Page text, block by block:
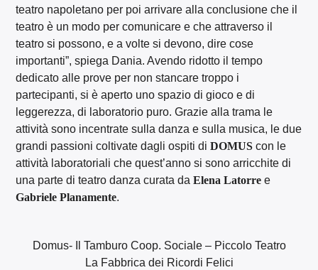
teatro napoletano per poi arrivare alla conclusione che il
teatro è un modo per comunicare e che attraverso il
teatro si possono, e a volte si devono, dire cose
importanti”, spiega Dania. Avendo ridotto il tempo
dedicato alle prove per non stancare troppo i
partecipanti, si è aperto uno spazio di gioco e di
leggerezza, di laboratorio puro. Grazie alla trama le
attività sono incentrate sulla danza e sulla musica, le due
grandi passioni coltivate dagli ospiti diDOMUS con le
attività laboratoriali che quest’anno si sono arricchite di
una parte di teatro danza curata daElena Latorre e
Gabriele Planamente.
Domus- Il Tamburo Coop. Sociale – Piccolo Teatro
La Fabbrica dei Ricordi Felici